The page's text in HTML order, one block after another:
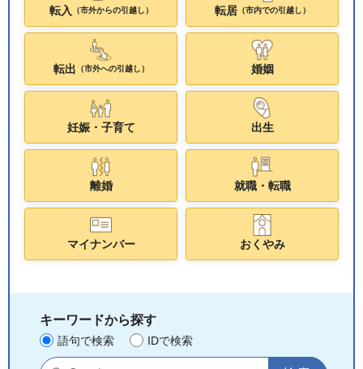
転入 （市外からの引越し） 転居（市内での引越し）
転出 （市外への引越し） 婚姻
妊娠・子育て 出生
離婚 就職・転職
マイナンバー おくやみ
キーワードから探す
語句で検索 IDで検索